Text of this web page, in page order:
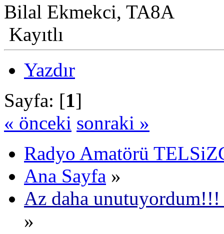
Bilal Ekmekci, TA8A
Kayıtlı
Yazdır
Sayfa: [1]
« önceki sonraki »
Radyo Amatörü
Ana Sayfa »
Az daha
»